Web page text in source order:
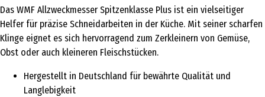
Das WMF Allzweckmesser Spitzenklasse Plus ist ein vielseitiger
Helfer für präzise Schneidarbeiten in der Küche. Mit seiner scharfen
Klinge eignet es sich hervorragend zum Zerkleinern von Gemüse,
Obst oder auch kleineren Fleischstücken.
Hergestellt in Deutschland für bewährte Qualität und
Langlebigkeit